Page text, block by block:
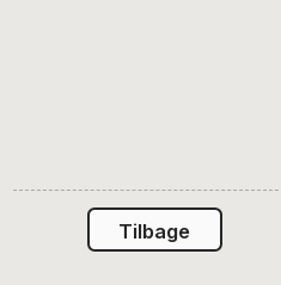
Tilbage